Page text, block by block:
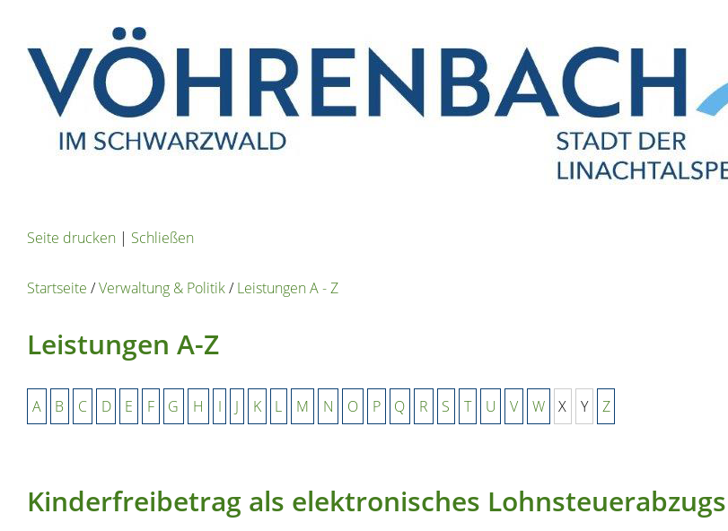
Seite drucken | Schließen
Startseite /Verwaltung & Politik/Leistungen A - Z
Leistungen A-Z
A B C D E F G H I J K L M N O P Q R S T U V W X Y Z
Kinderfreibetrag als elektronisches